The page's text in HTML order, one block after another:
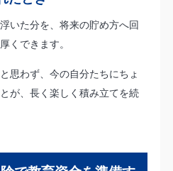
いた分を、将来の貯め方へ回
くできます。
思わず、今の自分たちにちょ
が、長く楽しく積み立てを続